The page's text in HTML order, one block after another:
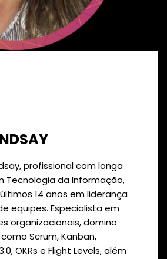
profissional com longa
Tecnologia da Informação,
14 anos em liderança
equipes. Especialista em
organizacionais, domino
Scrum, Kanban,
OKRs e Flight Levels, além